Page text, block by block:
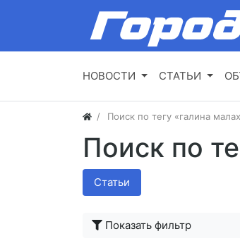
НОВОСТИ СТАТЬИ
Поиск по тегу «галина
Поиск по
Статьи
Показать фильтр